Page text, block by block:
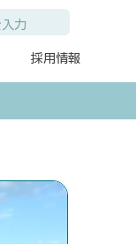
採用情報